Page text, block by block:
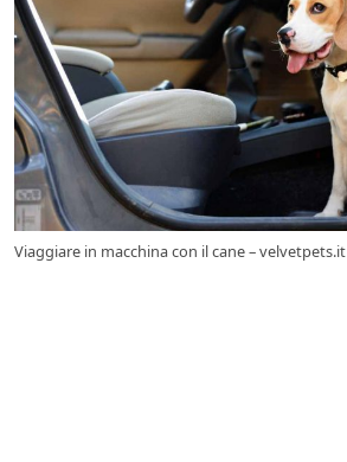
Viaggiare in macchina con il cane – velvetpets.it